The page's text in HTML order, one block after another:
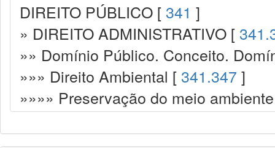
DIREITO PÚBLICO [ 341 ]
» DIREITO ADMINISTRATIVO [
»» Domínio Público. Conceito.
»»» Direito Ambiental [ 341.347 ]
»»»» Preservação do meio